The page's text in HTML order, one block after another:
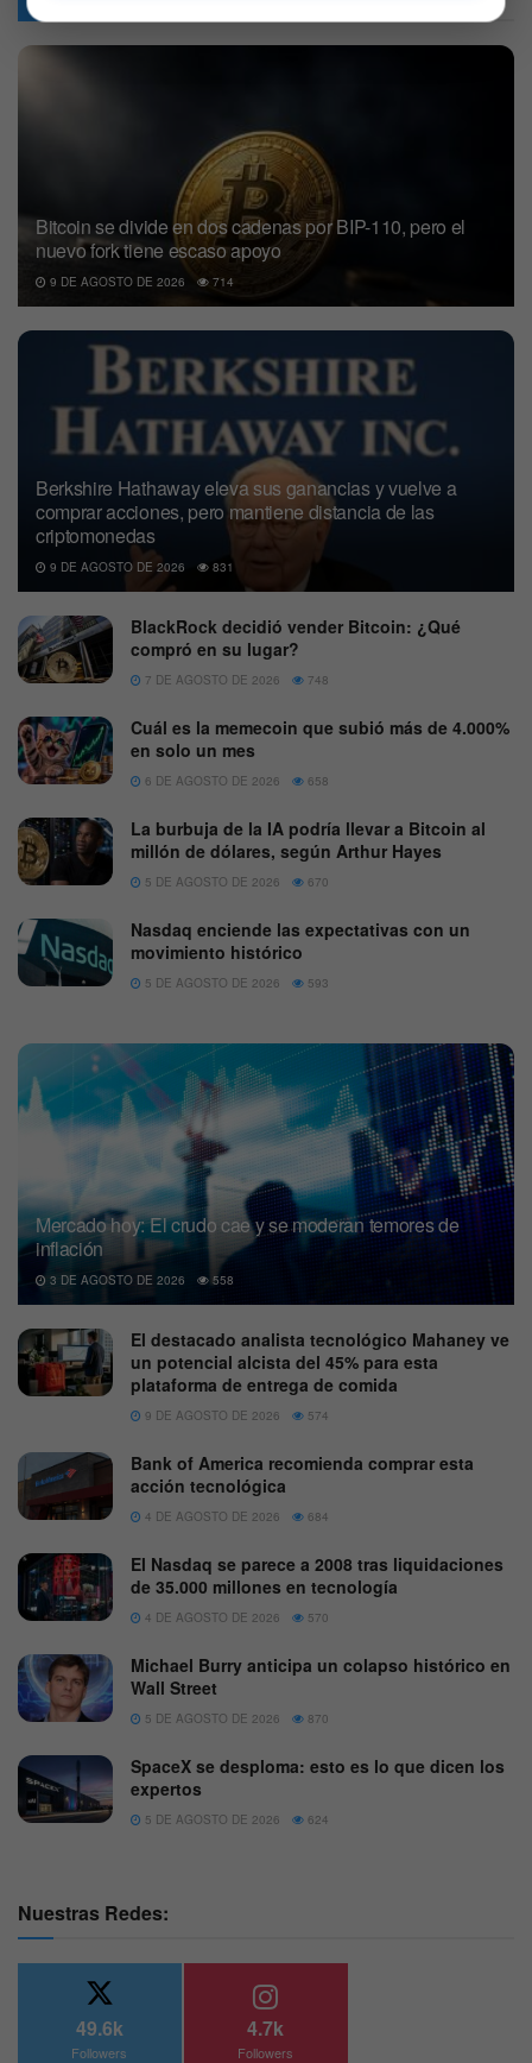
Bitcoin se divide en dos cadenas por BIP-110, pero el
nuevo fork tiene escaso apoyo
9 DE AGOSTO DE 2026 714
Berkshire Hathaway eleva sus ganancias y vuelve a
comprar acciones, pero mantiene distancia de las
criptomonedas
9 DE AGOSTO DE 2026 831
BlackRock decidió vender Bitcoin: ¿Qué
compró en su lugar?
7 DE AGOSTO DE 2026 748
Cuál es la memecoin que subió más de 4.000%
en solo un mes
6 DE AGOSTO DE 2026 658
La burbuja de la IA podría llevar a Bitcoin al
millón de dólares, según Arthur Hayes
5 DE AGOSTO DE 2026 670
Nasdaq enciende las expectativas con un
movimiento histórico
5 DE AGOSTO DE 2026 593
Mercado hoy: El crudo cae y se moderan temores de
inflación
3 DE AGOSTO DE 2026 558
El destacado analista tecnológico Mahaney ve
un potencial alcista del 45% para esta
plataforma de entrega de comida
9 DE AGOSTO DE 2026 574
Bank of America recomienda comprar esta
acción tecnológica
4 DE AGOSTO DE 2026 684
El Nasdaq se parece a 2008 tras liquidaciones
de 35.000 millones en tecnología
4 DE AGOSTO DE 2026 570
Michael Burry anticipa un colapso histórico en
Wall Street
5 DE AGOSTO DE 2026 870
SpaceX se desploma: esto es lo que dicen los
expertos
5 DE AGOSTO DE 2026 624
Nuestras Redes:
49.6k
Followers
4.7k
Followers